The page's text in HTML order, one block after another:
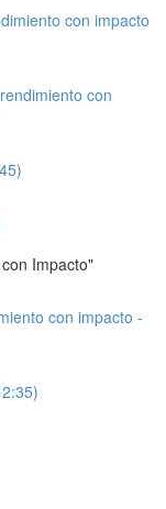
con impacto
con
Impacto"
con impacto -